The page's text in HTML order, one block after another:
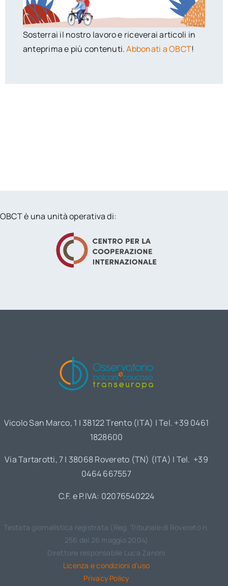
Sosterrai il nostro lavoro e riceverai articoli in
anteprima e più contenuti.Abbonati a OBCT!
OBCT è una unità operativa di:
Vicolo San Marco, 1 | 38122 Trento (ITA) | Tel. +39 0461
1828600
Via Tartarotti, 7 | 38068 Rovereto (TN) (ITA) | Tel. +39
0464 667557
C.F. e P.IVA: 02076540224
Testata giornalistica registrata (Reg. Tribunale di Rovereto n.
256 del 26 maggio 2004)
Direttore responsabile Luca Zanoni
Licenza e condizioni d’uso
Privacy Policy